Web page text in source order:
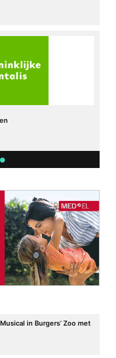
in Burgers’ Zoo met